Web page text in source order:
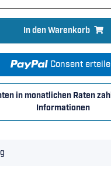
In den Warenkorb
Consent
in monatlichen Raten
Informationen